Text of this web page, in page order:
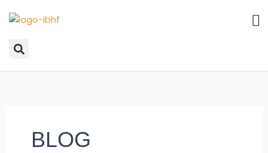
para
conteúdo
BLOG